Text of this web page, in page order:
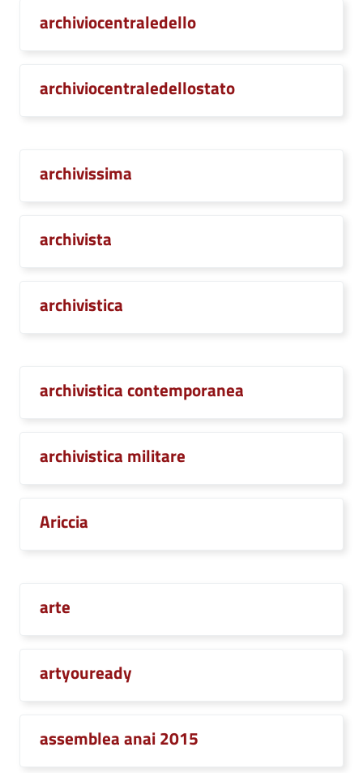
archiviocentraledello
archiviocentraledellostato
archivissima
archivista
archivistica
archivistica contemporanea
archivistica militare
Ariccia
arte
artyouready
assemblea anai 2015